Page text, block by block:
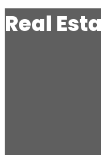
Real